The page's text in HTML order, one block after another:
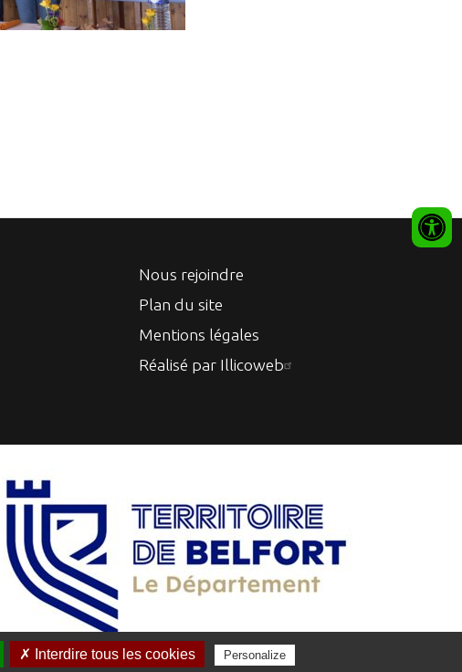
Nous rejoindre
Plan du site
Mentions légales
Réalisé par Illicoweb
✗ Interdire tous les cookies Personalize